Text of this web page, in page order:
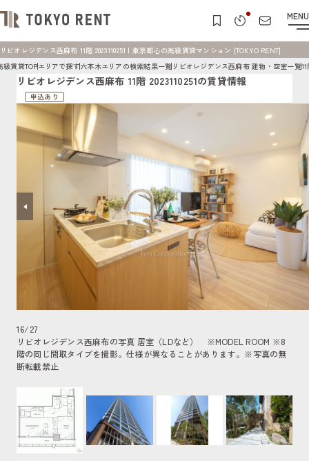
MENU
リビオレジデンス西麻布 11階 2023110251 | 東京都心の高級賃貸マンション [TOKYO RENT]
級賃貸TOPエリアで探す六本木エリアの検索結果一覧 リビオレジデンス西麻布 建物・空室一覧
リビオレジデンス西麻布 11階 2023110251の賃貸情報
申込あり
16/27
リビオレジデンス西麻布の写真 居室（LDなど） ※MODEL ROOM ※8
階の同じ間取タイプを撮影。仕様が異なることがあります。 ※写真の無
断転載禁止